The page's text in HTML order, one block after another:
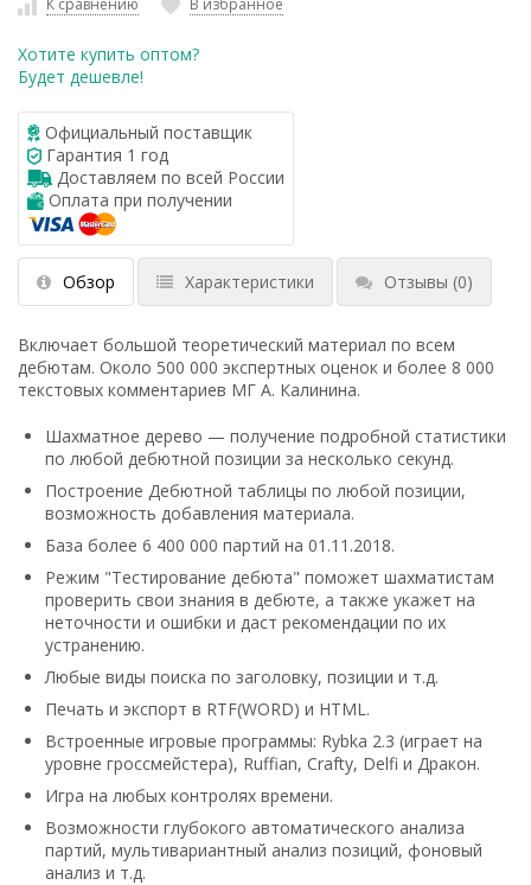
Хотите купить оптом?
Будет дешевле!
Официальный поставщик
Гарантия 1 год
Доставляем по всей России
Оплата при получении
Обзор Характеристики Отзывы (0)
Включает большой теоретический материал по всем
дебютам. Около 500 000 экспертных оценок и более 8 000
текстовых комментариев МГ А. Калинина.
Шахматное дерево — получение подробной статистики
по любой дебютной позиции за несколько секунд.
Построение Дебютной таблицы по любой позиции,
возможность добавления материала.
База более 6 400 000 партий на 01.11.2018.
Режим "Тестирование дебюта" поможет шахматистам
проверить свои знания в дебюте, а также укажет на
неточности и ошибки и даст рекомендации по их
устранению.
Любые виды поиска по заголовку, позиции и т.д.
Печать и экспорт в RTF(WORD) и HTML.
Встроенные игровые программы: Rybka 2.3 (играет на
уровне гроссмейстера), Ruffian, Crafty, Delfi и Дракон.
Игра на любых контролях времени.
Возможности глубокого автоматического анализа
партий, мультивариантный анализ позиций, фоновый
анализ и т.д.